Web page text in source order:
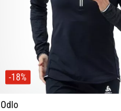
-18%
Odlo